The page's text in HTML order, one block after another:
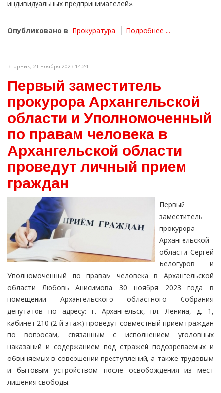
индивидуальных предпринимателей».
Опубликовано в Прокуратура Подробнее ...
Вторник, 21 ноября 2023 14:24
Первый заместитель
прокурора Архангельской
области и Уполномоченный
по правам человека в
Архангельской области
проведут личный прием
граждан
Первый
заместитель
прокурора
Архангельской
области Сергей
Белогуров и
Уполномоченный по правам человека в Архангельской
области Любовь Анисимова 30 ноября 2023 года в
помещении Архангельского областного Собрания
депутатов по адресу: г. Архангельск, пл. Ленина, д. 1,
кабинет 210 (2-й этаж) проведут совместный прием граждан
по вопросам, связанным с исполнением уголовных
наказаний и содержанием под стражей подозреваемых и
обвиняемых в совершении преступлений, а также трудовым
и бытовым устройством после освобождения из мест
лишения свободы.